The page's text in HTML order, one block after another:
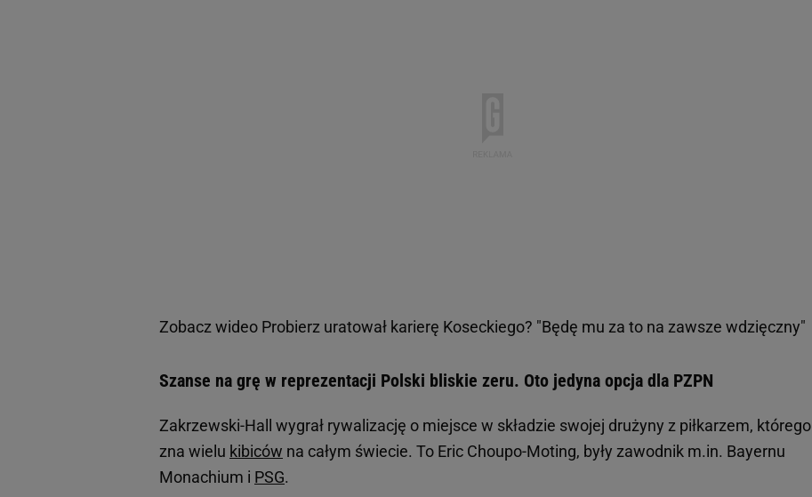
Zobacz wideo Probierz uratował karierę Koseckiego? "Będę mu za to na zawsze wdzięczny"
Szanse na grę w reprezentacji Polski bliskie zeru. Oto jedyna opcja dla PZPN
Zakrzewski-Hall wygrał rywalizację o miejsce w składzie swojej drużyny z piłkarzem, którego
zna wielu kibiców na całym świecie. To Eric Choupo-Moting, były zawodnik m.in. Bayernu
Monachium i PSG.